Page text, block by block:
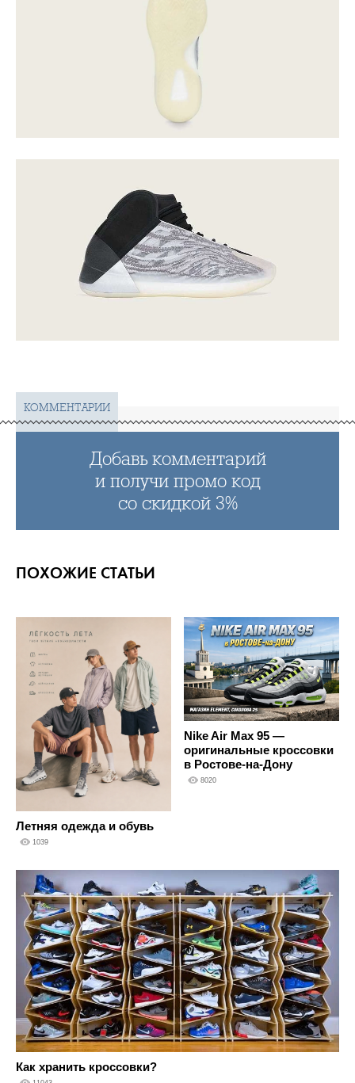
КОММЕНТАРИИ
Добавь комментарий
и получи промо код
со скидкой 3%
ПОХОЖИЕ СТАТЬИ
Летняя одежда и обувь
1039
Nike Air Max 95 —
оригинальные кроссовки
в Ростове-на-Дону
8020
Как хранить кроссовки?